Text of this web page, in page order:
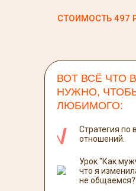
СТОИМОСТЬ 497
Урок "Как
что я
не
Стратегия по
отношений.
ВОТ ВСЁ ЧТО
НУЖНО,
ЛЮБИМОГО: